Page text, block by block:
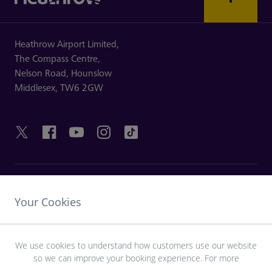
Heathrow Airport Limited,
The Compass Centre,
Nelson Road, Hounslow
Middlesex, TW6 2GW
Laden Sie die LHR-App herunter
Your Cookies
We use cookies to understand how customers use our website
so we can improve your booking experience. For more